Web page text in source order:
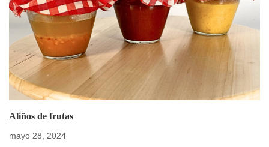
Aliños de frutas
mayo 28, 2024